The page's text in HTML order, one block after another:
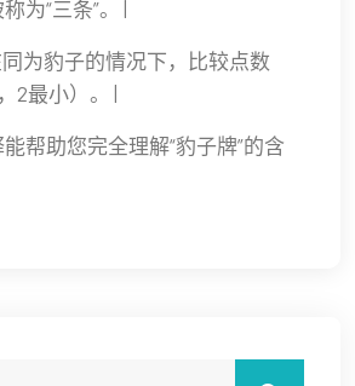
为“三条”。 |
同为豹子的情况下，比较点数
2最小）。 |
帮助您完全理解“豹子牌”的含